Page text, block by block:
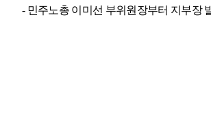
- 민주노총 이미선 부위원장부터 지부장